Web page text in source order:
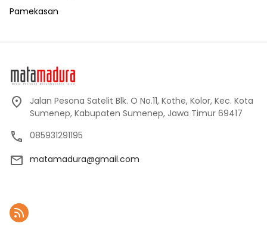
Pamekasan
Jalan Pesona Satelit Blk. O No.11, Kothe, Kolor, Kec. Kota
Sumenep, Kabupaten Sumenep, Jawa Timur 69417
085931291195
matamadura@gmail.com